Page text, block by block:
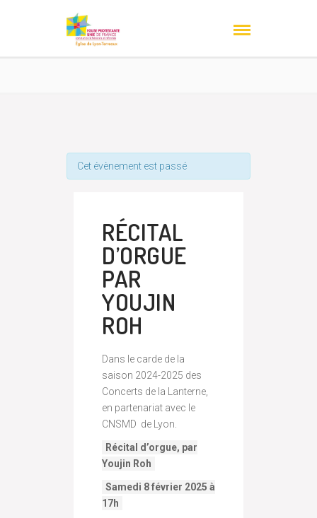
Cet évènement est passé
RÉCITAL
D’ORGUE
PAR
YOUJIN
ROH
Dans le carde de la
saison 2024-2025 des
Concerts de la Lanterne,
en partenariat avec le
CNSMD de Lyon.
Récital d’orgue, par
Youjin Roh
Samedi 8 février 2025 à
17h